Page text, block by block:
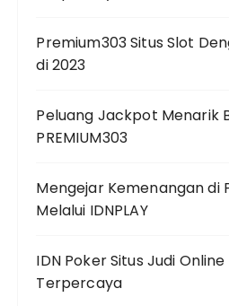
Premium303 Situs Slot
di 2023
Peluang Jackpot Menarik
PREMIUM303
Mengejar Kemenangan di
Melalui IDNPLAY
IDN Poker Situs Judi
Terpercaya